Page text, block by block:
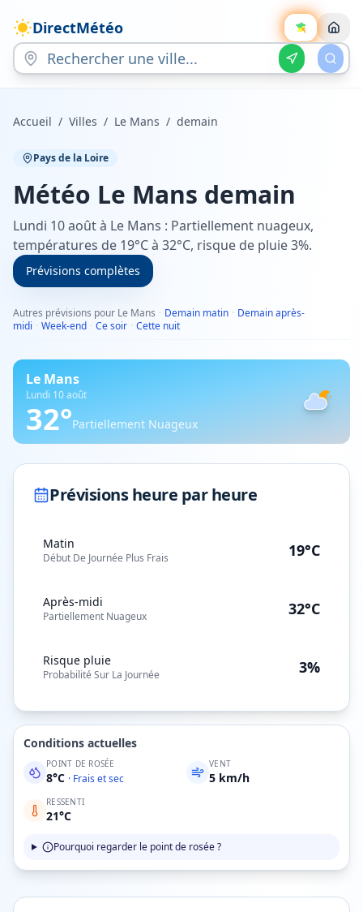
DirectMétéo
Accueil / Villes / Le Mans / demain
Pays de la Loire
Météo Le Mans demain
Lundi 10 août à Le Mans : Partiellement nuageux,
températures de 19°C à 32°C, risque de pluie 3%.
Prévisions complètes
Autres prévisions pour Le Mans · Demain matin · Demain après-
midi · Week-end · Ce soir · Cette nuit
Le Mans
Lundi 10 août
32°Partiellement Nuageux
Prévisions heure par heure
Matin
Début De Journée Plus Frais 19°C
Après-midi
Partiellement Nuageux 32°C
Risque pluie
Probabilité Sur La Journée 3%
Conditions actuelles
POINT DE ROSÉE
8°C · Frais et sec
VENT
5 km/h
RESSENTI
21°C
Pourquoi regarder le point de rosée ?